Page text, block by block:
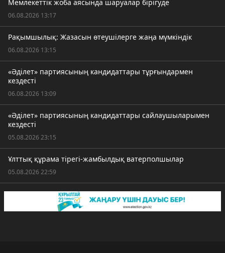
Мемлекеттік жоба аясында шаруалар бірігуде
06.08.2026 13:17
Рақымшылық: Жазасын өтеушілерге жаңа мүмкіндік
06.08.2026 13:15
«Әділет» партиясының кандидаттары тұрғындармен
кездесті
06.08.2026 13:09
«Әділет» партиясының кандидаттары сайлаушыларымен
кездесті
05.08.2026 23:15
Ұлттық құрама тірегі-жамбылдық ватерполшылар
05.08.2026 22:59